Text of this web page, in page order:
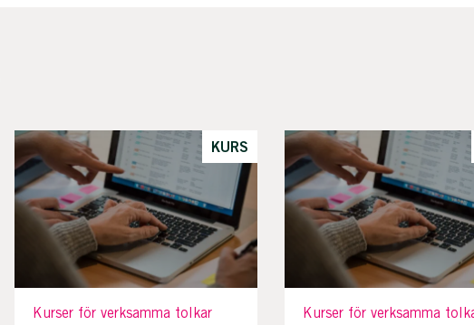
KURS
Kurser för verksamma tolkar Kurser för verksamma